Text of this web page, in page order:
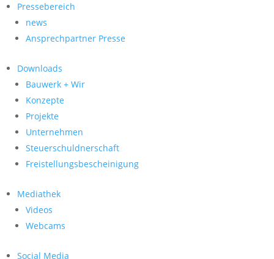
Pressebereich
news
Ansprechpartner Presse
Downloads
Bauwerk + Wir
Konzepte
Projekte
Unternehmen
Steuerschuldnerschaft
Freistellungsbescheinigung
Mediathek
Videos
Webcams
Social Media